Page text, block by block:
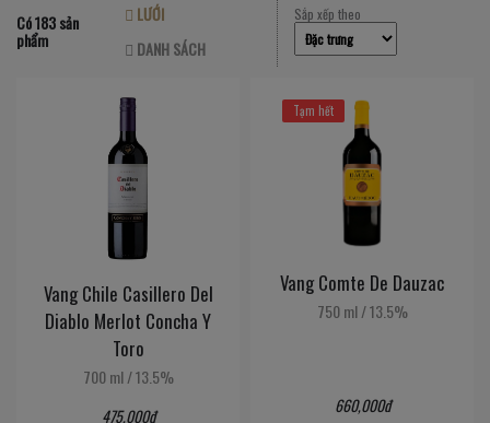
Có 183 sản
phẩm
LƯỚI
DANH SÁCH
Sắp xếp theo
Vang Chile Casillero Del
Diablo Merlot Concha Y
Toro
700 ml/13.5%
475,000đ
Tạm hết
Vang Comte De Dauzac
750 ml/13.5%
660,000đ